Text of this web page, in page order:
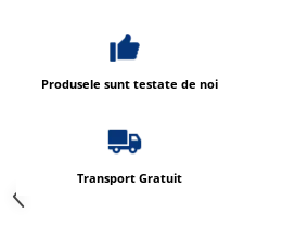
Uscatoare de maini si par
Uscatoare de maini
Produse ingrijire personala
Crema de corp
Sampon si gel de dus
Produsele sunt testate de noi
Transport Gratuit